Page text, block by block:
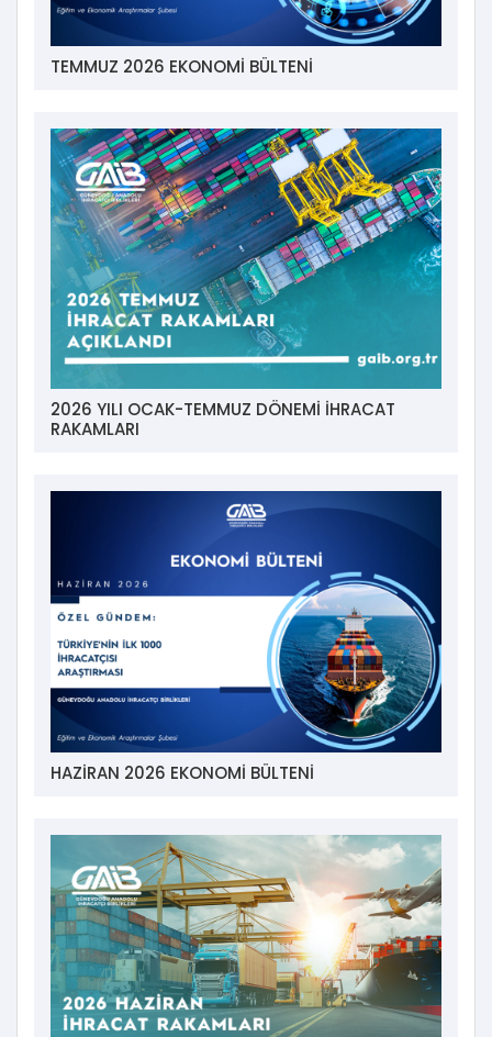
TEMMUZ 2026 EKONOMİ BÜLTENİ
2026 YILI OCAK-TEMMUZ DÖNEMİ İHRACAT
RAKAMLARI
HAZİRAN 2026 EKONOMİ BÜLTENİ